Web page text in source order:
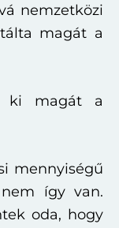
nemzetközi
magát a
ki magát a
mennyiségű
így van.
oda, hogy